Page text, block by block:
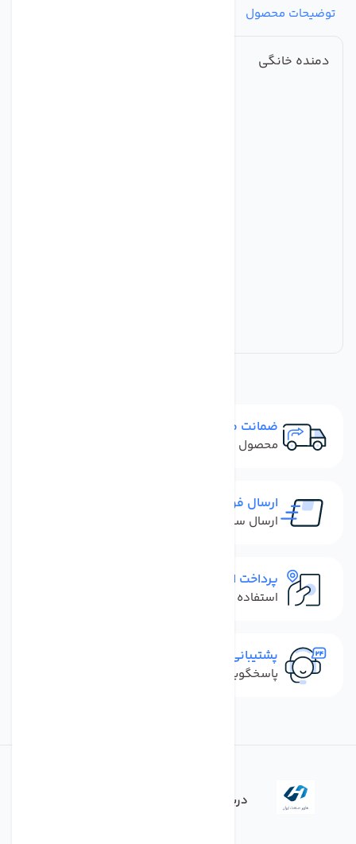
توضیحات محصول
دمنده خانگی
ضمانت مرجوعی
محصول نباید آسیب دیده باشد
ارسال فوری
ارسال سفارش در کمترین زمان ممکن
پرداخت امن
استفاده از روش‌های پرداخت امن
پشتیبانی سریع
پاسخگویی سریع به تماس‌ها و پیام‌ها
درباره فروشگاه